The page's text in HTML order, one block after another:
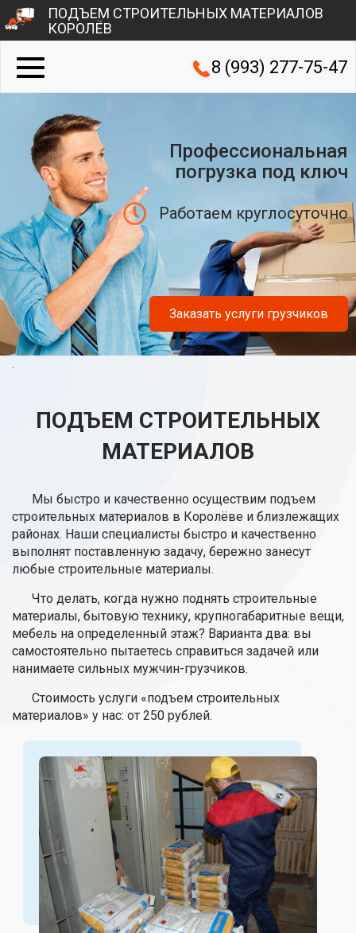
ПОДЪЕМ СТРОИТЕЛЬНЫХ МАТЕРИАЛОВ
КОРОЛЁВ
8 (993) 277-75-47
Профессиональная
погрузка под ключ
Работаем круглосуточно
Заказать услуги грузчиков
.
ПОДЪЕМ СТРОИТЕЛЬНЫХ
МАТЕРИАЛОВ
Мы быстро и качественно осуществим подъем
строительных материалов в Королёве и близлежащих
районах. Наши специалисты быстро и качественно
выполнят поставленную задачу, бережно занесут
любые строительные материалы.
Что делать, когда нужно поднять строительные
материалы, бытовую технику, крупногабаритные вещи,
мебель на определенный этаж? Варианта два: вы
самостоятельно пытаетесь справиться задачей или
нанимаете сильных мужчин-грузчиков.
Стоимость услуги «подъем строительных
материалов» у нас: от 250 рублей.